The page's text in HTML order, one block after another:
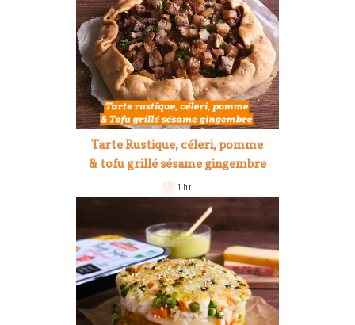
Tarte Rustique, céleri, pomme
& tofu grillé sésame gingembre
1 hr